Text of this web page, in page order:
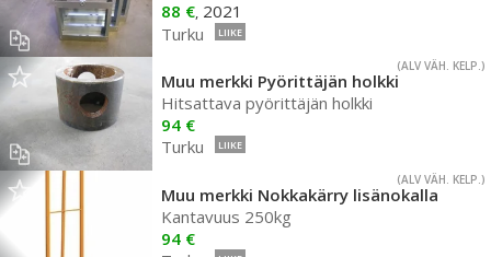
88 €, 2021
Turku
LIIKE
(ALV VÄH. KELP.)
Muu merkki Pyörittäjän holkki
Hitsattava pyörittäjän holkki
94 €
Turku
LIIKE
(ALV VÄH. KELP.)
Muu merkki Nokkakärry lisänokalla
Kantavuus 250kg
94 €